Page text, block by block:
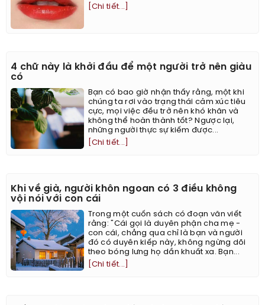
[Chi tiết...]
4 chữ này là khởi đầu để một người trở nên giàu
có
Bạn có bao giờ nhận thấy rằng, một khi
chúng ta rơi vào trạng thái cảm xúc tiêu
cực, mọi việc đều trở nên khó khăn và
không thể hoàn thành tốt? Ngược lại,
những người thực sự kiếm được...
[Chi tiết...]
Khi về già, người khôn ngoan có 3 điều không
vội nói với con cái
Trong một cuốn sách có đoạn văn viết
rằng: "Cái gọi là duyên phận cha mẹ -
con cái, chẳng qua chỉ là bạn và người
đó có duyên kiếp này, không ngừng dõi
theo bóng lưng họ dần khuất xa. Bạn...
[Chi tiết...]